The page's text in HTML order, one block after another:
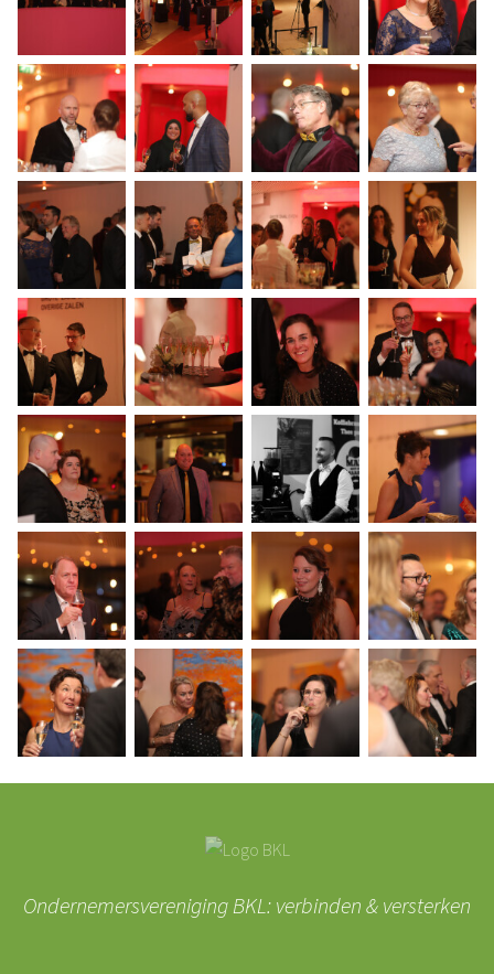
Ondernemersvereniging BKL: verbinden & versterken